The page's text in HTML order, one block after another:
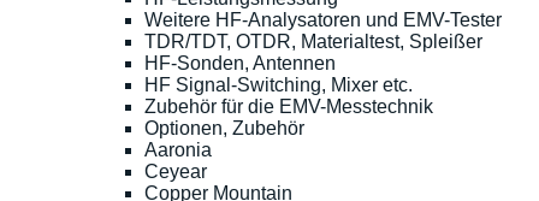
Weitere HF-Analysatoren und EMV-Tester
TDR/TDT, OTDR, Materialtest, Spleißer
HF-Sonden, Antennen
HF Signal-Switching, Mixer etc.
Zubehör für die EMV-Messtechnik
Optionen, Zubehör
Aaronia
Ceyear
Copper Mountain